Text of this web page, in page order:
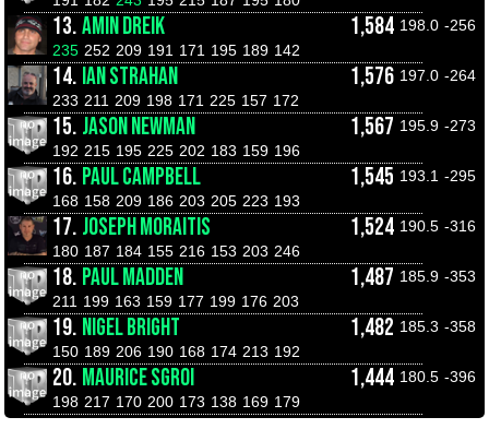
13.AMIN DREIK 1,584 198.0 -256
235 252 209 191 171 195 189 142
14. IAN STRAHAN 1,576 197.0 -264
233 211 209 198 171 225 157 172
15. JASON NEWMAN 1,567 195.9 -273
192 215 195 225 202 183 159 196
16. PAUL CAMPBELL 1,545 193.1 -295
168 158 209 186 203 205 223 193
17. JOSEPH MORAITIS 1,524 190.5 -316
180 187 184 155 216 153 203 246
18. PAUL MADDEN 1,487 185.9 -353
211 199 163 159 177 199 176 203
19. NIGEL BRIGHT 1,482 185.3 -358
150 189 206 190 168 174 213 192
20. MAURICE SGROI 1,444 180.5 -396
198 217 170 200 173 138 169 179